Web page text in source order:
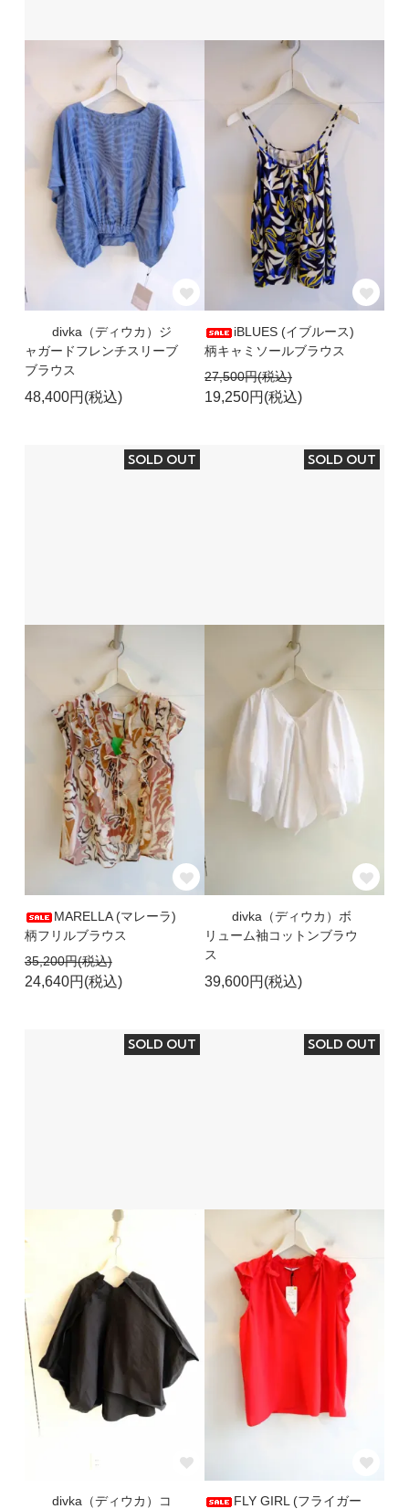
divka（ディウカ）ジ
ャガードフレンチスリーブ
ブラウス
48,400円(税込)
iBLUES (イブルース)
柄キャミソールブラウス
27,500円(税込)
19,250円(税込)
SOLD OUT
MARELLA (マレーラ)
柄フリルブラウス
35,200円(税込)
24,640円(税込)
SOLD OUT
divka（ディウカ）ボ
リューム袖コットンブラウ
ス
39,600円(税込)
SOLD OUT
divka（ディウカ）コ
SOLD OUT
FLY GIRL (フライガー